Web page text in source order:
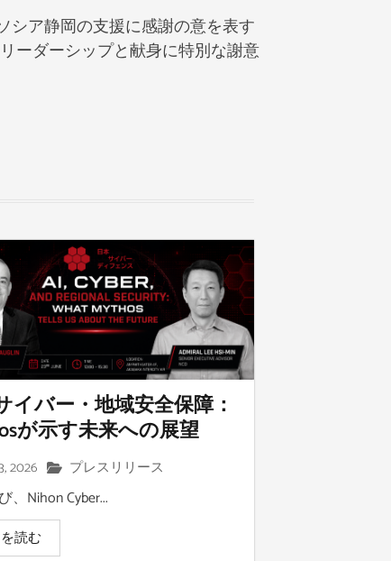
シア静岡の支援に感謝の意を表す
ーダーシップと献身に特別な謝意
イバー・地域安全保障：
が示す未来への展望
2026 プレスリリース
、Nihon Cyber...
読む